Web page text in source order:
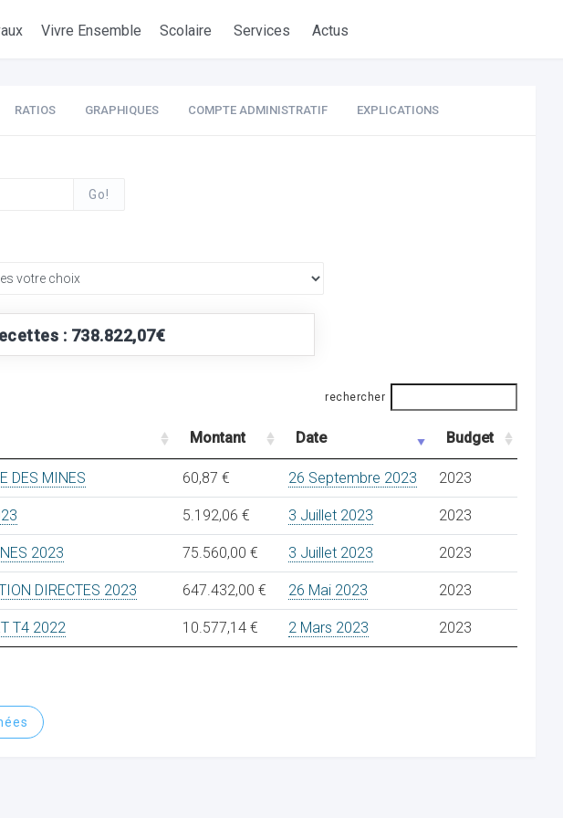
Vivre Ensemble Scolaire Services Actus
RATIOS GRAPHIQUES COMPTE ADMINISTRATIF EXPLICATIONS
Go!
: 738.822,07€
rechercher
Montant Date Budget
DES MINES 60,87 € 26 Septembre 2023 2023
5.192,06 € 3 Juillet 2023 2023
2023 75.560,00 € 3 Juillet 2023 2023
DIRECTES 2023 647.432,00 € 26 Mai 2023 2023
T4 2022 10.577,14 € 2 Mars 2023 2023